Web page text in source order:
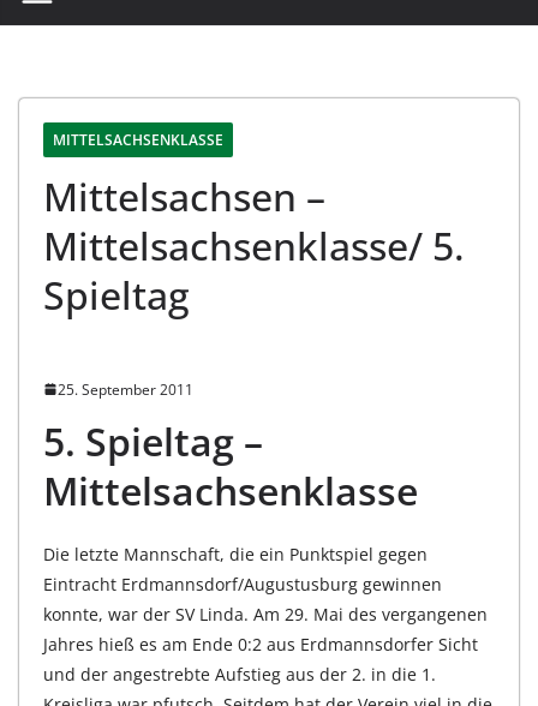
MITTELSACHSENKLASSE
Mittelsachsen –
Mittelsachsenklasse/ 5.
Spieltag
25. September 2011
5. Spieltag –
Mittelsachsenklasse
Die letzte Mannschaft, die ein Punktspiel gegen
Eintracht Erdmannsdorf/Augustusburg gewinnen
konnte, war der SV Linda. Am 29. Mai des vergangenen
Jahres hieß es am Ende 0:2 aus Erdmannsdorfer Sicht
und der angestrebte Aufstieg aus der 2. in die 1.